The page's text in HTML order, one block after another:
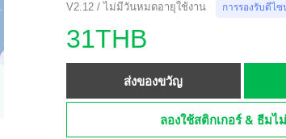
V2.12 / ไม่มีวันหมดอายุใช้งาน การรองรับดีไ
31THB
ส่งของขวัญ
ลองใช้สติกเกอร์ & ธีมไ